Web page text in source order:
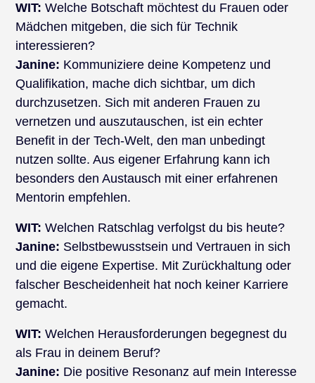
WIT: Welche Botschaft möchtest du Frauen oder
Mädchen mitgeben, die sich für Technik
interessieren?
Janine: Kommuniziere deine Kompetenz und
Qualifikation, mache dich sichtbar, um dich
durchzusetzen. Sich mit anderen Frauen zu
vernetzen und auszutauschen, ist ein echter
Benefit in der Tech-Welt, den man unbedingt
nutzen sollte. Aus eigener Erfahrung kann ich
besonders den Austausch mit einer erfahrenen
Mentorin empfehlen.
WIT: Welchen Ratschlag verfolgst du bis heute?
Janine: Selbstbewusstsein und Vertrauen in sich
und die eigene Expertise. Mit Zurückhaltung oder
falscher Bescheidenheit hat noch keiner Karriere
gemacht.
WIT: Welchen Herausforderungen begegnest du
als Frau in deinem Beruf?
Janine: Die positive Resonanz auf mein Interesse